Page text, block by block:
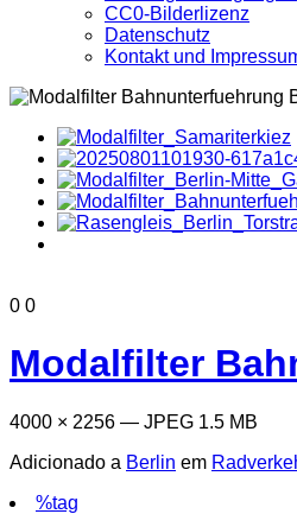
CC0-Bilderlizenz
Datenschutz
Kontakt und
0 0
Modalfilter
4000 × 2256 — JPEG 1.5 MB
Adicionado a Berlin em
%tag